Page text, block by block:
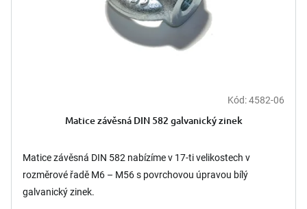
Kód:4582-06
Matice závěsná DIN 582 galvanický zinek
Matice závěsná DIN 582 nabízíme v 17-ti velikostech v
rozměrové řadě M6 – M56 s povrchovou úpravou bílý
galvanický zinek.